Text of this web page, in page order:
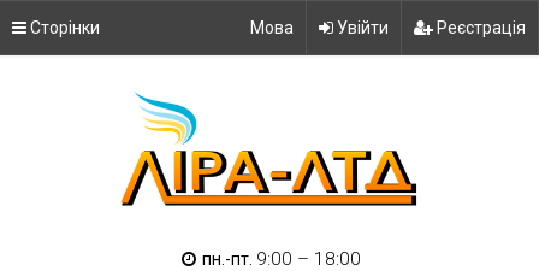
Сторінки Мова Увійти Реєстрація
пн.-пт. 9:00 – 18:00